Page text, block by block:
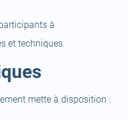
à
et techniques.
mette à disposition :